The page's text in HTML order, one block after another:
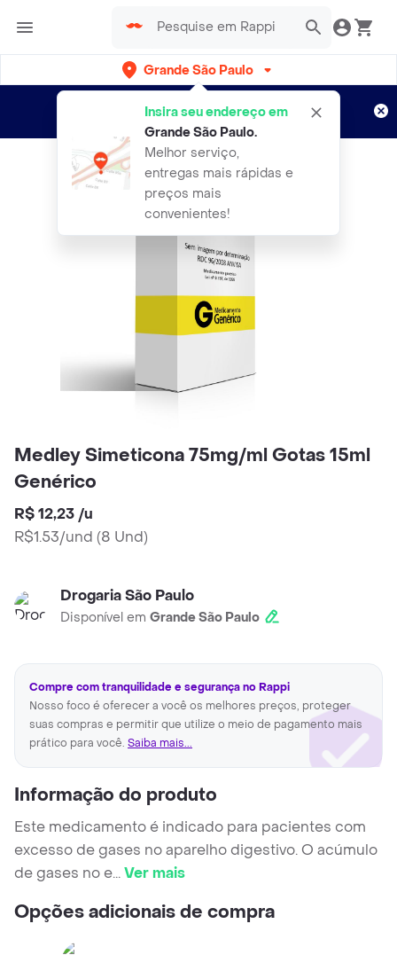
Grande São Paulo
Insira seu endereço em
Grande São Paulo.
Melhor serviço,
entregas mais rápidas e
preços mais
convenientes!
Entregas grátis por 15 dias!
Aplicam T&C
Medley Simeticona 75mg/ml Gotas 15ml
Genérico
R$ 12,23 /u
R$1.53/und (8 Und)
Drogaria São Paulo
Disponível em Grande São Paulo
Compre com tranquilidade e segurança no Rappi
Nosso foco é oferecer a você os melhores preços, proteger
suas compras e permitir que utilize o meio de pagamento mais
prático para você. Saiba mais...
Informação do produto
Este medicamento é indicado para pacientes com
excesso de gases no aparelho digestivo. O acúmulo
de gases no e...Ver mais
Opções adicionais de compra